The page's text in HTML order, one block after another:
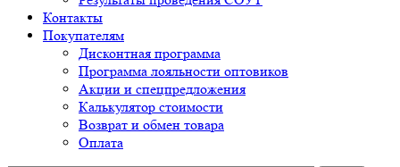
Контакты
Покупателям
Дисконтная программа
Программа лояльности оптовиков
Акции и спецпредложения
Калькулятор стоимости
Возврат и обмен товара
Оплата